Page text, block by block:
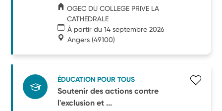
OGEC DU COLLEGE PRIVE LA
CATHEDRALE
À partir du 14 septembre 2026
Angers (49100)
ÉDUCATION POUR TOUS
Soutenir des actions contre
l'exclusion et ...